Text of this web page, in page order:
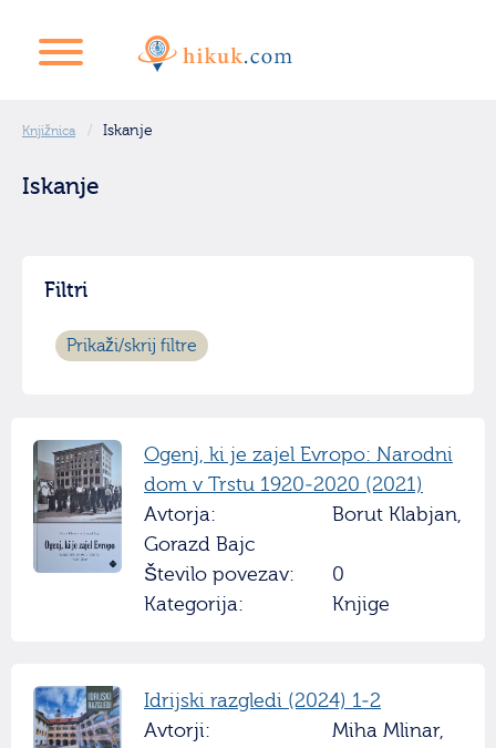
Knjižnica Iskanje
Iskanje
Filtri
Prikaži/skrij filtre
Ogenj, ki je zajel Evropo: Narodni
dom v Trstu 1920-2020 (2021)
Avtorja:
Borut Klabjan,
Gorazd Bajc
Število povezav:
0
Kategorija:
Knjige
Idrijski razgledi (2024) 1-2
Avtorji:
Miha Mlinar,